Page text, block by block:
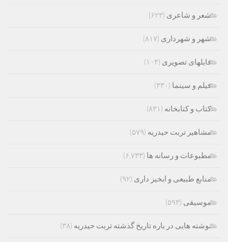
شعر و شاعری (۶۲۳)
شهر و شهرداری (۸۱۷)
فایلهای تصویری (۱۰۴)
فیلم و سینما (۳۳۰)
کتاب و کتابخانه (۸۳۱)
مشاهیر تربت حیدریه (۵۷۹)
مطبوعات و رسانه ها (۶,۷۳۳)
منابع طبیعی و ابخیز داری (۹۲)
موسیقی (۵۹۳)
نوشته هایی در باره تاریخ گذشته تربت حیدریه (۳۸)